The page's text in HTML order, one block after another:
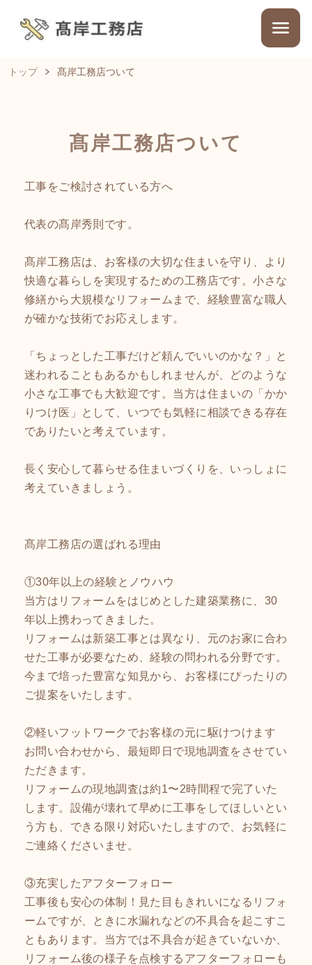
トップ 髙岸工務店ついて
髙岸工務店ついて
工事をご検討されている方へ
代表の髙岸秀則です。
髙岸工務店は、お客様の大切な住まいを守り、より
快適な暮らしを実現するための工務店です。小さな
修繕から大規模なリフォームまで、経験豊富な職人
が確かな技術でお応えします。
「ちょっとした工事だけど頼んでいいのかな？」と
迷われることもあるかもしれませんが、どのような
小さな工事でも大歓迎です。当方は住まいの「かか
りつけ医」として、いつでも気軽に相談できる存在
でありたいと考えています。
長く安心して暮らせる住まいづくりを、いっしょに
考えていきましょう。
髙岸工務店の選ばれる理由
①30年以上の経験とノウハウ
当方はリフォームをはじめとした建築業務に、30
年以上携わってきました。
リフォームは新築工事とは異なり、元のお家に合わ
せた工事が必要なため、経験の問われる分野です。
今まで培った豊富な知見から、お客様にぴったりの
ご提案をいたします。
②軽いフットワークでお客様の元に駆けつけます
お問い合わせから、最短即日で現地調査をさせてい
ただきます。
リフォームの現地調査は約1〜2時間程で完了いた
します。設備が壊れて早めに工事をしてほしいとい
う方も、できる限り対応いたしますので、お気軽に
ご連絡くださいませ。
③充実したアフターフォロー
工事後も安心の体制！見た目もきれいになるリフォ
ームですが、ときに水漏れなどの不具合を起こすこ
ともあります。当方では不具合が起きていないか、
リフォーム後の様子を点検するアフターフォローも